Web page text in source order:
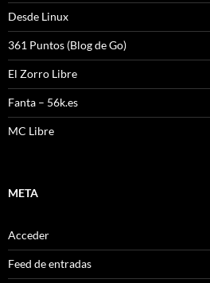
Desde Linux
361 Puntos (Blog de Go)
El Zorro Libre
Fanta – 56k.es
MC Libre
META
Acceder
Feed de entradas